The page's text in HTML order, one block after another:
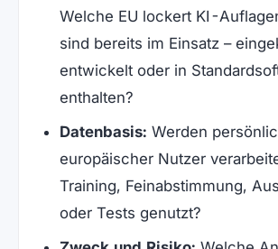
Welche EU lockert KI-
sind bereits im Einsatz –
entwickelt oder in
enthalten?
Datenbasis: Werden
europäischer Nutzer
Training, Feinabstimmung,
oder Tests genutzt?